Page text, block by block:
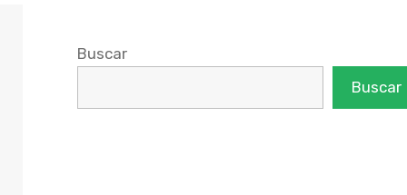
Buscar
Buscar